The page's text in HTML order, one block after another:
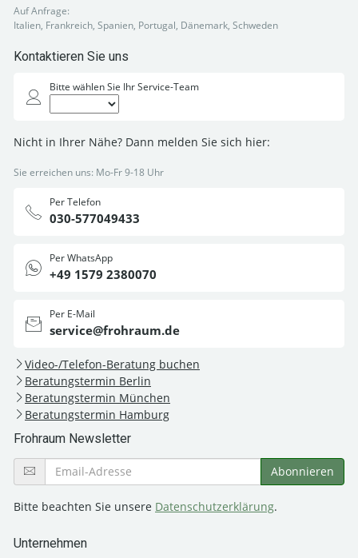
Auf Anfrage:
Italien, Frankreich, Spanien, Portugal, Dänemark, Schweden
Kontaktieren Sie uns
Bitte wählen Sie Ihr Service-Team
Nicht in Ihrer Nähe? Dann melden Sie sich hier:
Sie erreichen uns: Mo-Fr 9-18 Uhr
Per Telefon
030-577049433
Per WhatsApp
+49 1579 2380070
Per E-Mail
service@frohraum.de
Video-/Telefon-Beratung buchen
Beratungstermin Berlin
Beratungstermin München
Beratungstermin Hamburg
Frohraum Newsletter
Bitte beachten Sie unsere Datenschutzerklärung.
Unternehmen